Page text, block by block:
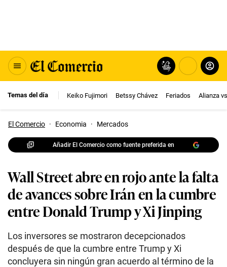
Temas del día Keiko Fujimori Betssy Chávez Feriados Alianza
El Comercio · Economia · Mercados
Añadir El Comercio como fuente preferida en
Wall Street abre en rojo ante la falta
de avances sobre Irán en la cumbre
entre Donald Trump y Xi Jinping
Los inversores se mostraron decepcionados
después de que la cumbre entre Trump y Xi
concluyera sin ningún gran acuerdo al término de la